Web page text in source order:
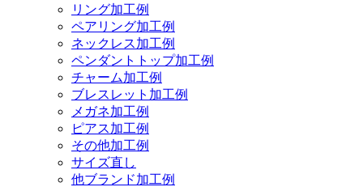
リング加工例
ペアリング加工例
ネックレス加工例
ペンダントトップ加工例
チャーム加工例
ブレスレット加工例
メガネ加工例
ピアス加工例
その他加工例
サイズ直し
他ブランド加工例